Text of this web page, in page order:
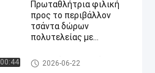
00:44
Πρωταθλήτρια φιλική
προς το περιβάλλον
τσάντα δώρων
πολυτελείας με
φύλλο και ενισχυμένα
λαβήματα ταινίας για
συσκευάζοντας τσάντες εγγ
ράφου
2026-06-22